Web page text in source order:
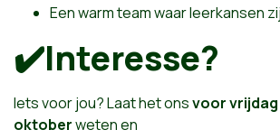
Een warm team waar leerkansen
✔️Interesse?
Iets voor jou? Laat het onsvoor vrijdag
oktoberweten en